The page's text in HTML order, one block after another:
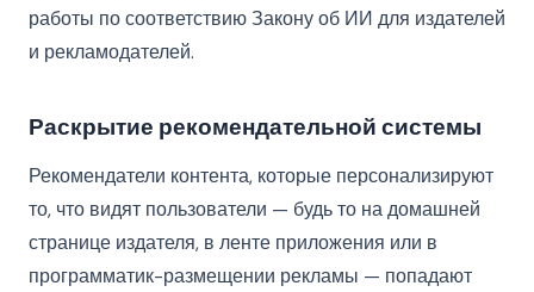
работы по соответствию Закону об ИИ для издателей
и рекламодателей.
Раскрытие рекомендательной системы
Рекомендатели контента, которые персонализируют
то, что видят пользователи — будь то на домашней
странице издателя, в ленте приложения или в
программатик-размещении рекламы — попадают